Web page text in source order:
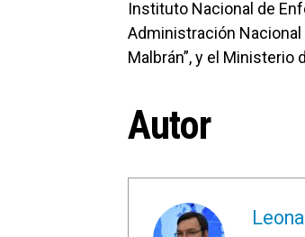
Instituto Nacional de
Administración Nacional
Malbrán”, y el Ministerio
Autor